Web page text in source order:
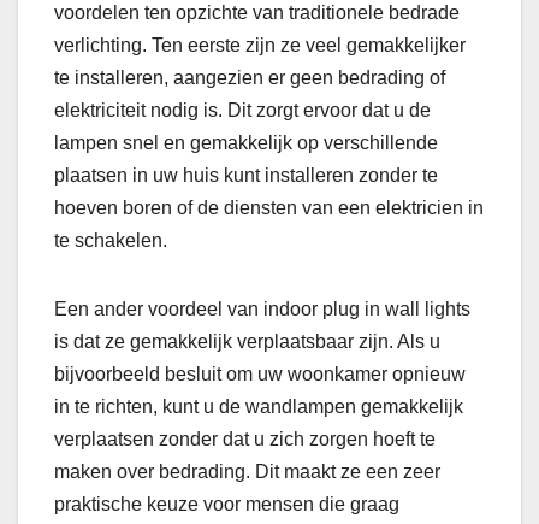
voordelen ten opzichte van traditionele bedrade
verlichting. Ten eerste zijn ze veel gemakkelijker
te installeren, aangezien er geen bedrading of
elektriciteit nodig is. Dit zorgt ervoor dat u de
lampen snel en gemakkelijk op verschillende
plaatsen in uw huis kunt installeren zonder te
hoeven boren of de diensten van een elektricien in
te schakelen.
Een ander voordeel van indoor plug in wall lights
is dat ze gemakkelijk verplaatsbaar zijn. Als u
bijvoorbeeld besluit om uw woonkamer opnieuw
in te richten, kunt u de wandlampen gemakkelijk
verplaatsen zonder dat u zich zorgen hoeft te
maken over bedrading. Dit maakt ze een zeer
praktische keuze voor mensen die graag